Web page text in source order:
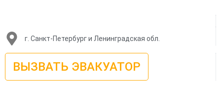
г. Санкт-Петербург и Ленинградская обл.
ВЫЗВАТЬ ЭВАКУАТОР